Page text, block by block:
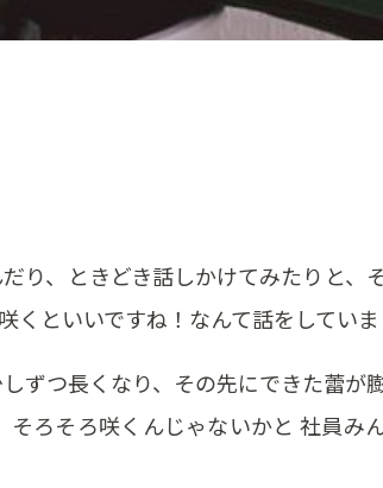
り、ときどき話しかけてみたりと、
といいですね！なんて話をしていま
ずつ長くなり、その先にできた蕾が
ろそろ咲くんじゃないかと 社員み